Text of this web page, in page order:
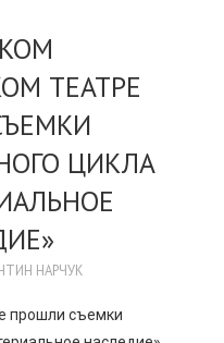
ТЕАТРЕ
ЦИКЛА
НАРЧУК
прошли съемки